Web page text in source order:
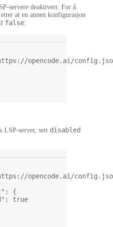
servere deaktivert. For å
at en annen konfigurasjon
false:
opencode.ai/
LSP-server, sett disabled
opencode.ai/
: {
: true